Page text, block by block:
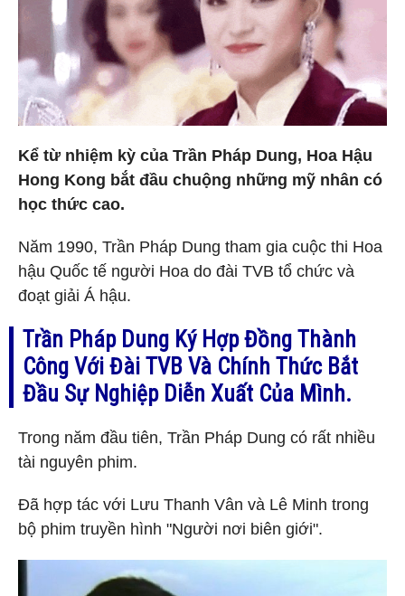
Kể từ nhiệm kỳ của Trần Pháp Dung, Hoa Hậu
Hong Kong bắt đầu chuộng những mỹ nhân có
học thức cao.
Năm 1990, Trần Pháp Dung tham gia cuộc thi Hoa
hậu Quốc tế người Hoa do đài TVB tổ chức và
đoạt giải Á hậu.
Trần Pháp Dung Ký Hợp Đồng Thành
Công Với Đài TVB Và Chính Thức Bắt
Đầu Sự Nghiệp Diễn Xuất Của Mình.
Trong năm đầu tiên, Trần Pháp Dung có rất nhiều
tài nguyên phim.
Đã hợp tác với Lưu Thanh Vân và Lê Minh trong
bộ phim truyền hình "Người nơi biên giới".